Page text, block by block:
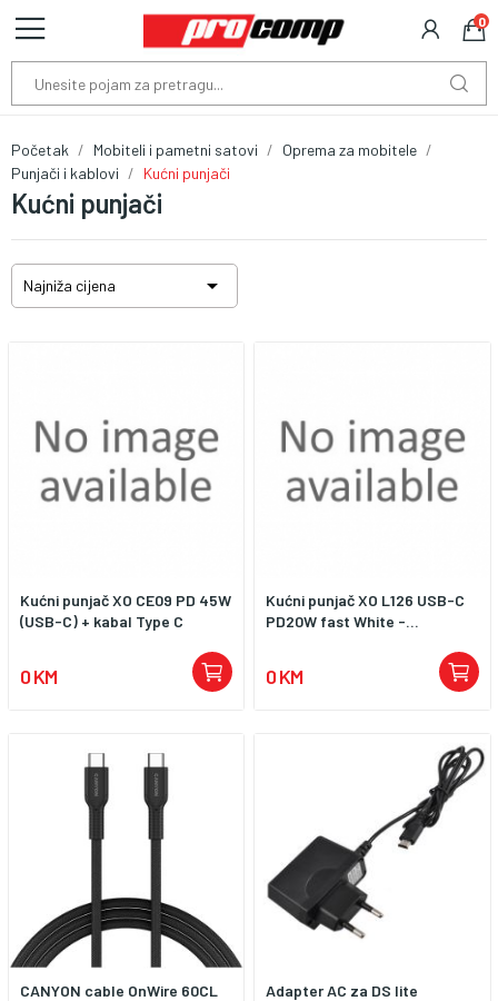
0
Kućni punjači
Početak Mobiteli i pametni satovi
Oprema za mobitele
Punjači i kablovi
Kućni punjači
Najniža cijena 
Kućni punjač XO CE09 PD 45W
(USB-C) + kabal Type C
0 KM
Kućni punjač XO L126 USB-C
PD20W fast White -...
0 KM
CANYON cable OnWire 60CL
Adapter AC za DS lite